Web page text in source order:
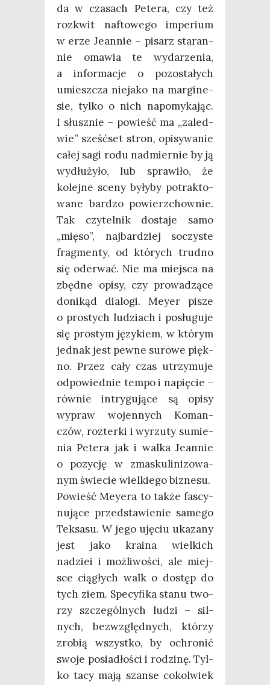
da w cza­sach Pete­ra, czy też
roz­kwit naf­to­we­go impe­rium
w erze Jean­nie – pisarz sta­ran­
nie oma­wia te wyda­rze­nia,
a infor­ma­cje o pozo­sta­łych
umiesz­cza nie­ja­ko na mar­gi­ne­
sie, tyl­ko o nich napo­my­ka­jąc.
I słusz­nie – powieść ma „zale­d­
wie” sześć­set stron, opi­sy­wa­nie
całej sagi rodu nad­mier­nie by ją
wydłu­ży­ło, lub spra­wi­ło, że
kolej­ne sce­ny były­by potrak­to­
wa­ne bar­dzo powierz­chow­nie.
Tak czy­tel­nik dosta­je samo
„mię­so”, naj­bar­dziej soczy­ste
frag­men­ty, od któ­rych trud­no
się ode­rwać. Nie ma miej­sca na
zbęd­ne opi­sy, czy pro­wa­dzą­ce
doni­kąd dia­lo­gi. Mey­er pisze
o pro­stych ludziach i posłu­gu­je
się pro­stym języ­kiem, w któ­rym
jed­nak jest pew­ne suro­we pięk­
no. Przez cały czas utrzy­mu­je
odpo­wied­nie tem­po i napię­cie –
rów­nie intry­gu­ją­ce są opi­sy
wypraw wojen­nych Koman­
czów, roz­ter­ki i wyrzu­ty sumie­
nia Pete­ra jak i wal­ka Jean­nie
o pozy­cję w zma­sku­li­ni­zo­wa­
nym świe­cie wiel­kie­go biznesu.
Powieść Mey­era to tak­że fascy­
nu­ją­ce przed­sta­wie­nie same­go
Tek­sa­su. W jego uję­ciu uka­za­ny
jest jako kra­ina wiel­kich
nadziei i moż­li­wo­ści, ale miej­
sce cią­głych walk o dostęp do
tych ziem. Spe­cy­fi­ka sta­nu two­
rzy szcze­gól­nych ludzi – sil­
nych, bez­względ­nych, któ­rzy
zro­bią wszyst­ko, by ochro­nić
swo­je posia­dło­ści i rodzi­nę. Tyl­
ko tacy mają szan­se cokol­wiek